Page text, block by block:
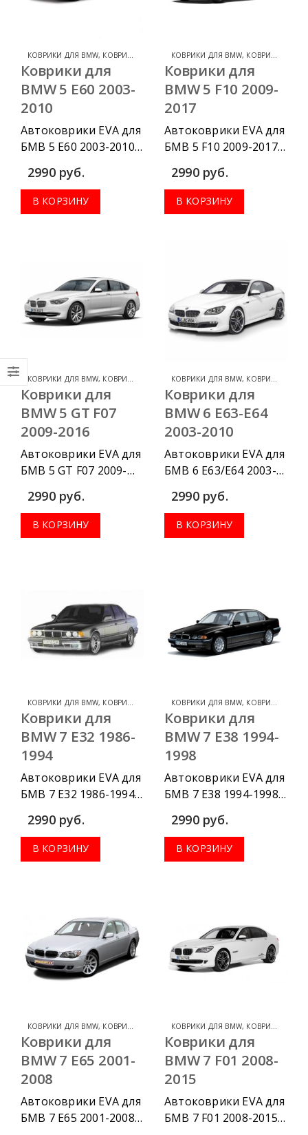
КОВРИКИ ДЛЯ BMW, КОВРИКИ ДЛЯ BMW 5 SERIES
Коврики для
BMW 5 E60 2003-
2010
Автоковрики EVA для
БМВ 5 Е60 2003-2010
приобрести в
комплектации:
водительский
2990 руб.
В КОРЗИНУ
КОВРИКИ ДЛЯ BMW, КОВРИКИ ДЛЯ BMW 5 SERIES
Коврики для
BMW 5 F10 2009-
2017
Автоковрики EVA для
БМВ 5 F10 2009-2017
приобрести в
комплектации:
водительский
2990 руб.
В КОРЗИНУ
КОВРИКИ ДЛЯ BMW, КОВРИКИ ДЛЯ BMW 5 SERIES
Коврики для
BMW 5 GT F07
2009-2016
Автоковрики EVA для
БМВ 5 GT F07 2009-
приобрести в
комплектации:
водительский
2990 руб.
В КОРЗИНУ
КОВРИКИ ДЛЯ BMW, КОВРИКИ ДЛЯ BMW 6 SERIES
Коврики для
BMW 6 E63-E64
2003-2010
Автоковрики EVA для
БМВ 6 Е63/Е64 2003-
приобрести в
комплектации:
водительский
2990 руб.
В КОРЗИНУ
КОВРИКИ ДЛЯ BMW, КОВРИКИ ДЛЯ BMW 7 SERIES
Коврики для
BMW 7 E32 1986-
1994
Автоковрики EVA для
БМВ 7 Е32 1986-1994
приобрести в
комплектации:
водительский
2990 руб.
В КОРЗИНУ
КОВРИКИ ДЛЯ BMW, КОВРИКИ ДЛЯ BMW 7 SERIES
Коврики для
BMW 7 E38 1994-
1998
Автоковрики EVA для
БМВ 7 Е38 1994-1998
приобрести в
комплектации:
водительский
2990 руб.
В КОРЗИНУ
КОВРИКИ ДЛЯ BMW, КОВРИКИ ДЛЯ BMW 7 SERIES
Коврики для
BMW 7 E65 2001-
2008
Автоковрики EVA для
БМВ 7 Е65 2001-2008
КОВРИКИ ДЛЯ BMW, КОВРИКИ ДЛЯ BMW 7 SERIES
Коврики для
BMW 7 F01 2008-
2015
Автоковрики EVA для
БМВ 7 F01 2008-2015